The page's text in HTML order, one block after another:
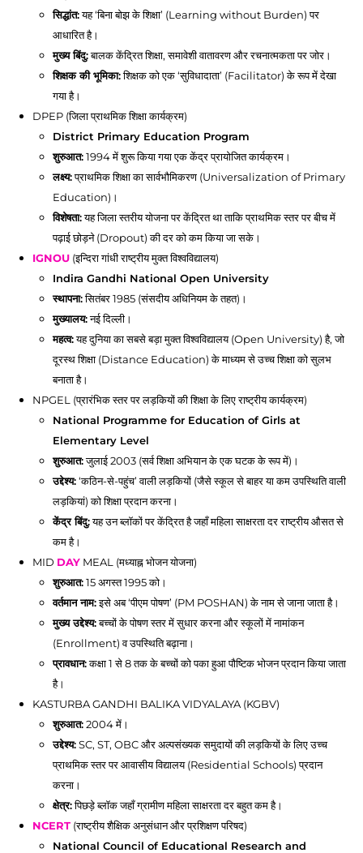
सिद्धांत:यह ‘बिना बोझ के शिक्षा’ (Learning without Burden) पर
आधारित है।
मुख्य बिंदु:बालक केंद्रित शिक्षा, समावेशी वातावरण और रचनात्मकता पर जोर।
शिक्षक की भूमिका:शिक्षक को एक ‘सुविधादाता’ (Facilitator) के रूप में देखा
गया है।
DPEP (जिला प्राथमिक शिक्षा कार्यक्रम)
District Primary Education Program
शुरुआत:1994 में शुरू किया गया एक केंद्र प्रायोजित कार्यक्रम।
लक्ष्य:प्राथमिक शिक्षा का सार्वभौमिकरण (Universalization of Primary
Education)।
विशेषता:यह जिला स्तरीय योजना पर केंद्रित था ताकि प्राथमिक स्तर पर बीच में
पढ़ाई छोड़ने (Dropout) की दर को कम किया जा सके।
IGNOU (इन्दिरा गांधी राष्ट्रीय मुक्त विश्वविद्यालय)
Indira Gandhi National Open University
स्थापना:सितंबर 1985 (संसदीय अधिनियम के तहत)।
मुख्यालय:नई दिल्ली।
महत्व:यह दुनिया का सबसे बड़ा मुक्त विश्वविद्यालय (Open University) है, जो
दूरस्थ शिक्षा (Distance Education) के माध्यम से उच्च शिक्षा को सुलभ
बनाता है।
NPGEL (प्रारंभिक स्तर पर लड़कियों की शिक्षा के लिए राष्ट्रीय कार्यक्रम)
National Programme for Education of Girls at
Elementary Level
शुरुआत:जुलाई 2003 (सर्व शिक्षा अभियान के एक घटक के रूप में)।
उद्देश्य:‘कठिन-से-पहुंच’ वाली लड़कियों (जैसे स्कूल से बाहर या कम उपस्थिति वाली
लड़कियां) को शिक्षा प्रदान करना।
केंद्र बिंदु:यह उन ब्लॉकों पर केंद्रित है जहाँ महिला साक्षरता दर राष्ट्रीय औसत से
कम है।
MID DAY MEAL (मध्याह्न भोजन योजना)
शुरुआत:15 अगस्त 1995 को।
वर्तमान नाम:इसे अब ‘पीएम पोषण’ (PM POSHAN) के नाम से जाना जाता है।
मुख्य उद्देश्य:बच्चों के पोषण स्तर में सुधार करना और स्कूलों में नामांकन
(Enrollment) व उपस्थिति बढ़ाना।
प्रावधान:कक्षा 1 से 8 तक के बच्चों को पका हुआ पौष्टिक भोजन प्रदान किया जाता
है।
KASTURBA GANDHI BALIKA VIDYALAYA (KGBV)
शुरुआत:2004 में।
उद्देश्य:SC, ST, OBC और अल्पसंख्यक समुदायों की लड़कियों के लिए उच्च
प्राथमिक स्तर पर आवासीय विद्यालय (Residential Schools) प्रदान
करना।
क्षेत्र:पिछड़े ब्लॉक जहाँ ग्रामीण महिला साक्षरता दर बहुत कम है।
NCERT (राष्ट्रीय शैक्षिक अनुसंधान और प्रशिक्षण परिषद)
National Council of Educational Research and